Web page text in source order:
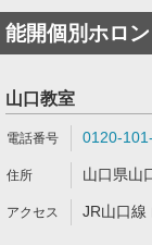
能開個別ホロン
山口教室
0120-
山口県山
JR山口線